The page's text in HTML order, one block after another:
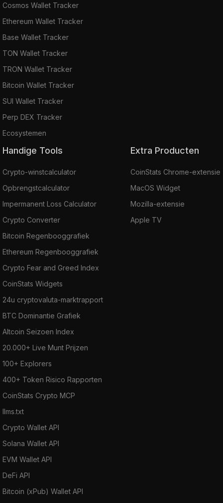
Cosmos Wallet Tracker
Ethereum Wallet Tracker
Base Wallet Tracker
TON Wallet Tracker
TRON Wallet Tracker
Bitcoin Wallet Tracker
SUI Wallet Tracker
Perp DEX Tracker
Ecosystemen
Handige Tools
Crypto-winstcalculator
Opbrengstcalculator
Impermanent Loss Calculator
Crypto Converter
Bitcoin Regenbooggrafiek
Ethereum Regenbooggrafiek
Crypto Fear and Greed Index
CoinStats Widgets
24u cryptovaluta-marktrapport
BTC Dominantie Grafiek
Altcoin Seizoen Index
20.000+ Live Munt Prijzen
100+ Explorers
400+ Token Risico Rapporten
CoinStats Crypto MCP
llms.txt
Crypto Wallet API
Solana Wallet API
EVM Wallet API
DeFi API
Bitcoin (xPub) Wallet API
Extra Producten
CoinStats Chrome-extensie
MacOS Widget
Mozilla-extensie
Apple TV